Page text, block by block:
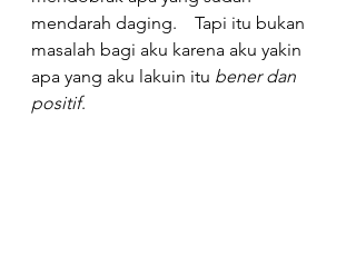
mendarah daging.    Tapi itu bukan
masalah bagi aku karena aku yakin
apa yang aku lakuin itu bener dan
positif.